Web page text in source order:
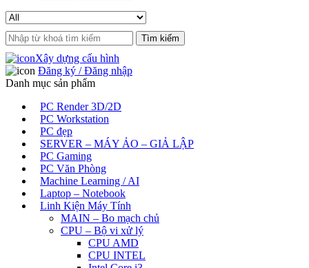
Search
for:
Xây dựng cấu hình
Đăng ký / Đăng nhập
Danh mục sản phẩm
PC Render 3D/2D
PC Workstation
PC đẹp
SERVER – MÁY ẢO – GIẢ LẬP
PC Gaming
PC Văn Phòng
Machine Learning / AI
Laptop – Notebook
Linh Kiện Máy Tính
MAIN – Bo mạch chủ
CPU – Bộ vi xử lý
CPU AMD
CPU INTEL